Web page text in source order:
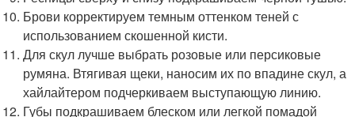
Брови корректируем темным оттенком теней с
использованием скошенной кисти.
Для скул лучше выбрать розовые или персиковые
румяна. Втягивая щеки, наносим их по впадине скул, а
хайлайтером подчеркиваем выступающую линию.
Губы подкрашиваем блеском или легкой помадой